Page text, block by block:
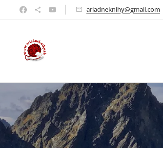
ariadneknihy@gmail.com